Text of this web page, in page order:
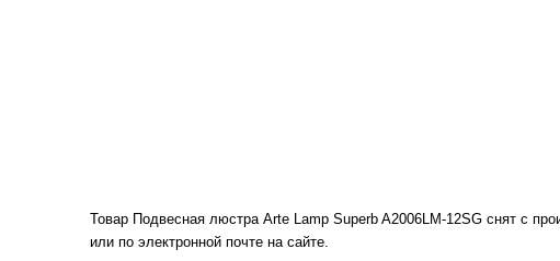
Товар Подвесная люстра Arte Lamp Superb A2006LM-12SG снят с
или по электронной почте на сайте.